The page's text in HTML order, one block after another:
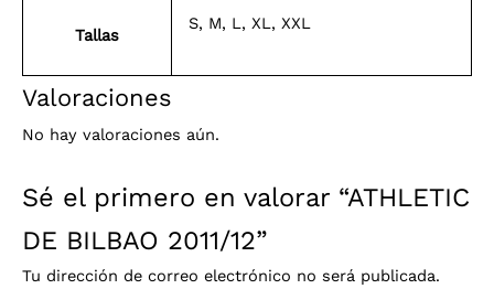
Tallas
S, M, L, XL, XXL
Valoraciones
No hay valoraciones aún.
Sé el primero en valorar “ATHLETIC
DE BILBAO 2011/12”
Tu dirección de correo electrónico no será publicada.